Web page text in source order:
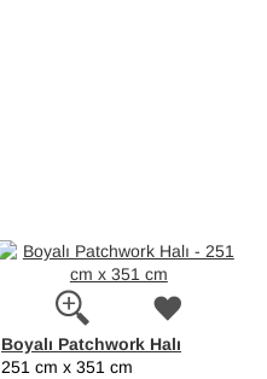
Boyalı Patchwork Halı
251 cm x 351 cm